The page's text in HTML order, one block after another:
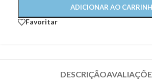
ADICIONAR AO
Favoritar
DESCRIÇÃO